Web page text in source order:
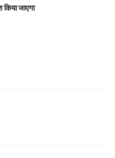
किया जाएगा